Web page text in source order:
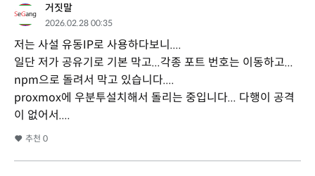
거짓말
2026.02.28 00:35
저는 사설 유동IP로 사용하다보니....
일단 저가 공유기로 기본 막고...각종 포트 번호는 이동하고...
npm으로 돌려서 막고 있습니다....
proxmox에 우분투설치해서 돌리는 중입니다... 다행이 공격
이 없어서....
추천 0